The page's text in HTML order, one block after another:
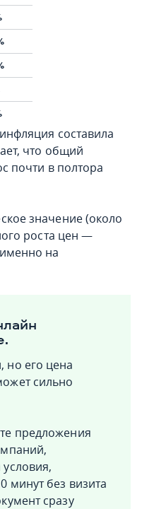
составила
что общий
почти в полтора
значение (около
роста цен —
на
но его цена
сильно
предложения
минут без визита
сразу